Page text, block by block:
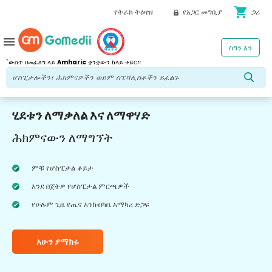
የትራክ ትዕዛዝ የአጋር መግቢያ shopping_cart ጋሪ
*ውስጥ በመፈለግ ላይ Amharic ቋንቋውን ከላይ ቀይር።
ስግን እን
menu
ሂደቱን ለማቃለል እና ለማዋሃድ
ሕክምናውን ለማግኘት
ምቹ የሆስፒታል ቆይታ
እንደ በጀትዎ የሆስፒታል ምርጫዎች
የሁሉም ጊዜ የጤና እንክብካቤ አማካሪ ድጋፍ
አሁን ያማክሩ